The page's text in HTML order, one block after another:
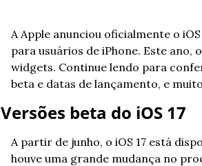
A Apple anunciou oficialmente o
para usuários de iPhone. Este ano,
widgets. Continue lendo para
beta e datas de lançamento, e
Versões beta do iOS 17
A partir de junho, o iOS 17 está
houve uma grande mudança no